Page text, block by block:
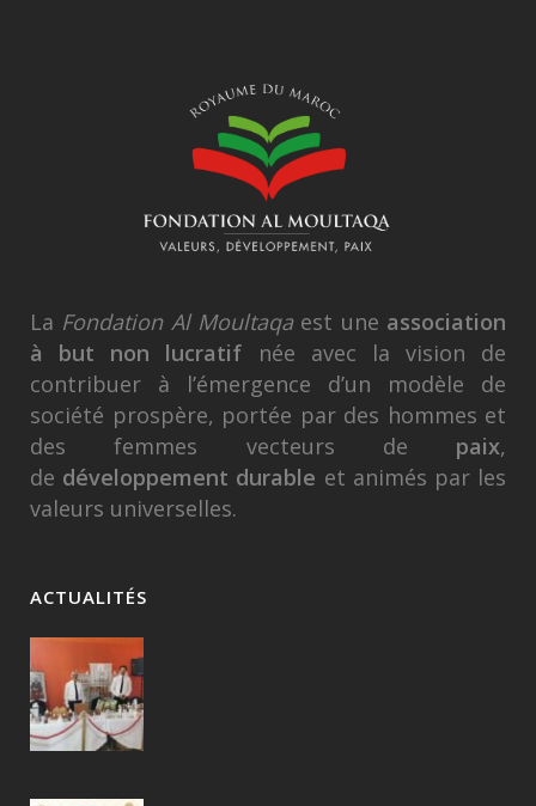
La Fondation Al Moultaqaest une association
à but non lucratif née avec la vision de
contribuer à l’émergence d’un modèle de
société prospère, portée par des hommes et
des femmes vecteurs de paix,
de développement durable et animés par les
valeurs universelles.
ACTUALITÉS